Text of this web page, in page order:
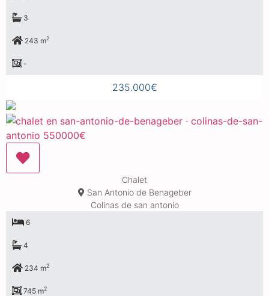
3
243 m2
-
235.000€
Chalet
San Antonio de Benageber
Colinas de san antonio
6
4
234 m2
745 m2